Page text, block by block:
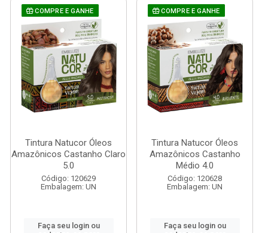
COMPRE E GANHE
Tintura Natucor Óleos
Amazônicos Castanho Claro
5.0
Código: 120629
Embalagem: UN
Faça seu login ou
COMPRE E GANHE
Tintura Natucor Óleos
Amazônicos Castanho
Médio 4.0
Código: 120628
Embalagem: UN
Faça seu login ou